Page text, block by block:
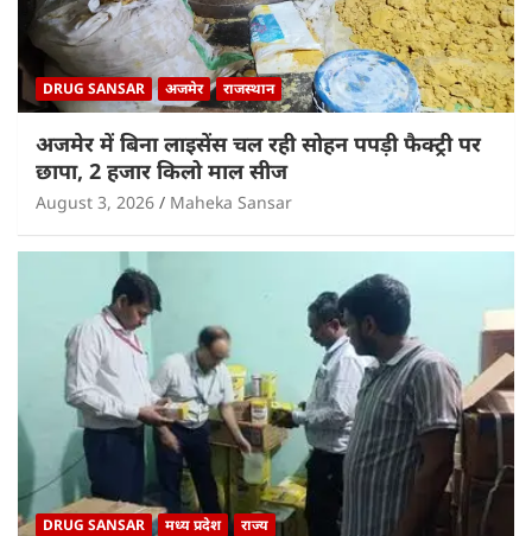
DRUG SANSAR अजमेर राजस्थान
अजमेर में बिना लाइसेंस चल रही सोहन पपड़ी फैक्ट्री पर
छापा, 2 हजार किलो माल सीज
August 3, 2026 Maheka Sansar
DRUG SANSAR मध्य प्रदेश राज्य